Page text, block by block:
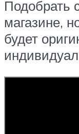
Подобрать
магазине,
будет